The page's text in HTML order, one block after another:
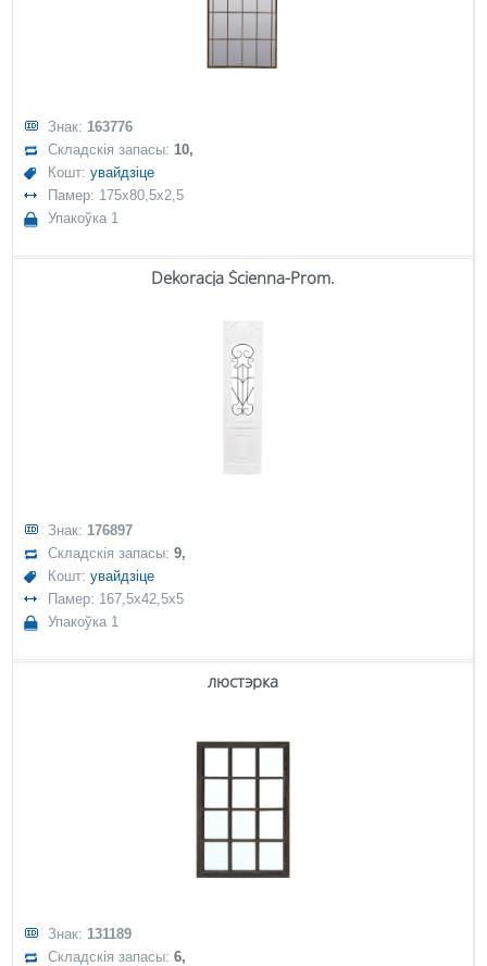
Знак: 163776
Складскія запасы:10,
Кошт:увайдзіце
Памер: 175x80,5x2,5
Упакоўка 1
Dekoracja Ścienna-Prom.
Знак: 176897
Складскія запасы:9,
Кошт:увайдзіце
Памер: 167,5x42,5x5
Упакоўка 1
люстэрка
Знак: 131189
Складскія запасы:6,